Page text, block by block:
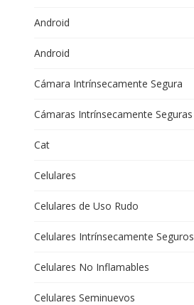
Android
Android
Cámara Intrínsecamente Segura
Cámaras Intrínsecamente Seguras
Cat
Celulares
Celulares de Uso Rudo
Celulares Intrínsecamente Seguros
Celulares No Inflamables
Celulares Seminuevos